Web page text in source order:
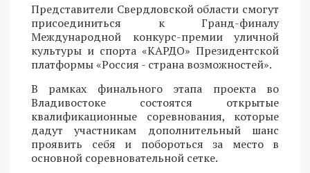
Представители Свердловской области смогут
присоединиться к Гранд-финалу
Международной конкурс-премии уличной
культуры и спорта «КАРДО» Президентской
платформы «Россия - страна возможностей».
В рамках финального этапа проекта во
Владивостоке состоятся открытые
квалификационные соревнования, которые
дадут участникам дополнительный шанс
проявить себя и побороться за место в
основной соревновательной сетке.